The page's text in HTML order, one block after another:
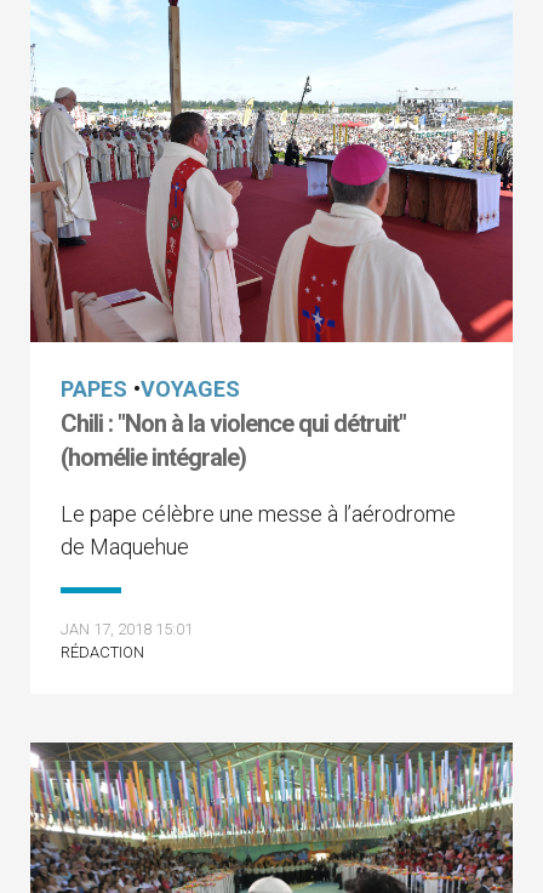
PAPES •VOYAGES
Chili : "Non à la violence qui détruit"
(homélie intégrale)
Le pape célèbre une messe à l’aérodrome
de Maquehue
JAN 17, 2018 15:01
RÉDACTION